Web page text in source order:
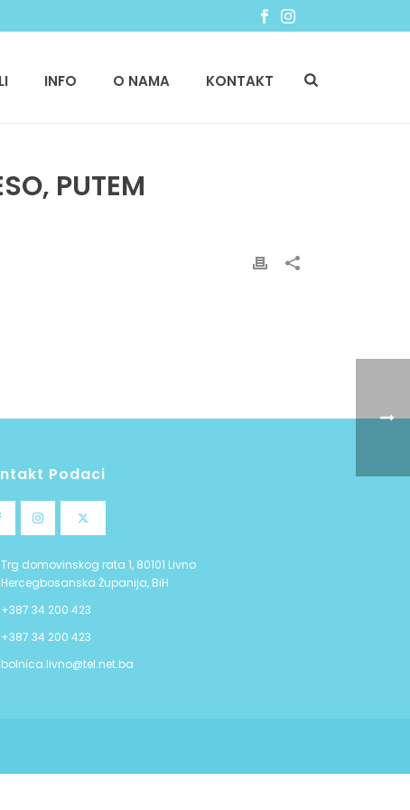
INFO O NAMA KONTAKT
PUTEM
Podaci
Trg domovinskog rata 1, 80101 Livno
Hercegbosanska Županija, BiH
+387 34 200 423
+387 34 200 423
bolnica.livno@tel.net.ba